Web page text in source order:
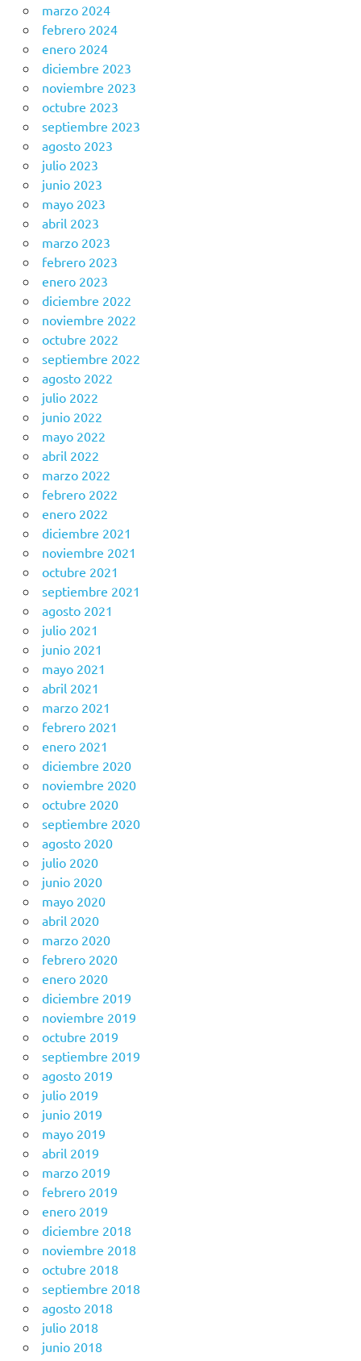
marzo 2024
febrero 2024
enero 2024
diciembre 2023
noviembre 2023
octubre 2023
septiembre 2023
agosto 2023
julio 2023
junio 2023
mayo 2023
abril 2023
marzo 2023
febrero 2023
enero 2023
diciembre 2022
noviembre 2022
octubre 2022
septiembre 2022
agosto 2022
julio 2022
junio 2022
mayo 2022
abril 2022
marzo 2022
febrero 2022
enero 2022
diciembre 2021
noviembre 2021
octubre 2021
septiembre 2021
agosto 2021
julio 2021
junio 2021
mayo 2021
abril 2021
marzo 2021
febrero 2021
enero 2021
diciembre 2020
noviembre 2020
octubre 2020
septiembre 2020
agosto 2020
julio 2020
junio 2020
mayo 2020
abril 2020
marzo 2020
febrero 2020
enero 2020
diciembre 2019
noviembre 2019
octubre 2019
septiembre 2019
agosto 2019
julio 2019
junio 2019
mayo 2019
abril 2019
marzo 2019
febrero 2019
enero 2019
diciembre 2018
noviembre 2018
octubre 2018
septiembre 2018
agosto 2018
julio 2018
junio 2018